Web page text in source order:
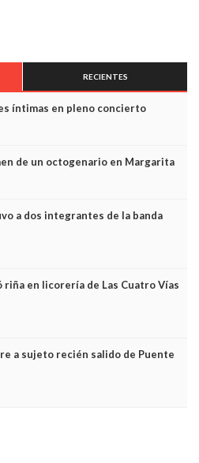
RECIENTES
íntimas en pleno concierto
de un octogenario en Margarita
a dos integrantes de la banda
en licorería de Las Cuatro Vías
a sujeto recién salido de Puente